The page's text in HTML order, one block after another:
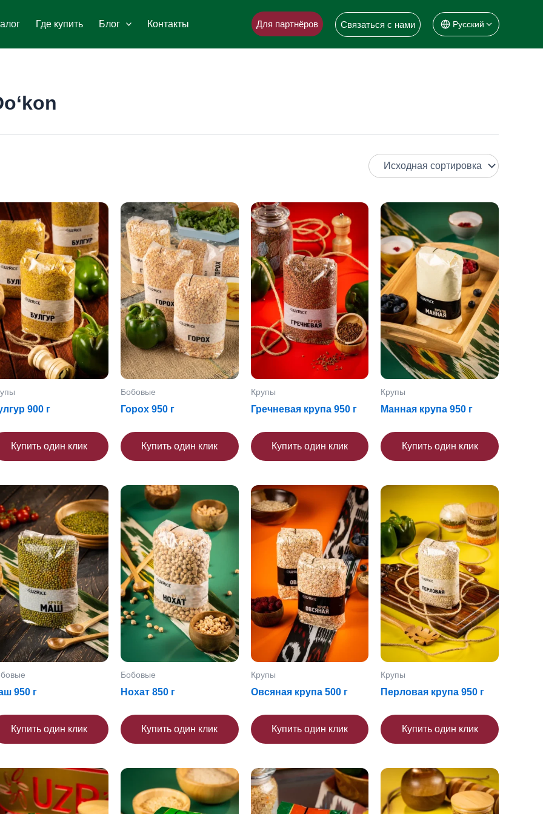
Где купить Блог Контакты Для партнёров Связаться с нами Русский
900 г
Купить один клик
Бобовые
Горох 950 г
Купить один клик
Крупы
Гречневая крупа 950 г
Купить один клик
Крупы
Манная крупа 950 г
Купить один клик
950 г
Купить один клик
Бобовые
Нохат 850 г
Купить один клик
Крупы
Овсяная крупа 500 г
Купить один клик
Крупы
Перловая крупа 950 г
Купить один клик